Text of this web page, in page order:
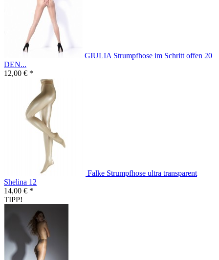
GIULIA Strumpfhose im Schritt offen 20
DEN...
12,00 € *
Falke Strumpfhose ultra transparent
Shelina 12
14,00 € *
TIPP!